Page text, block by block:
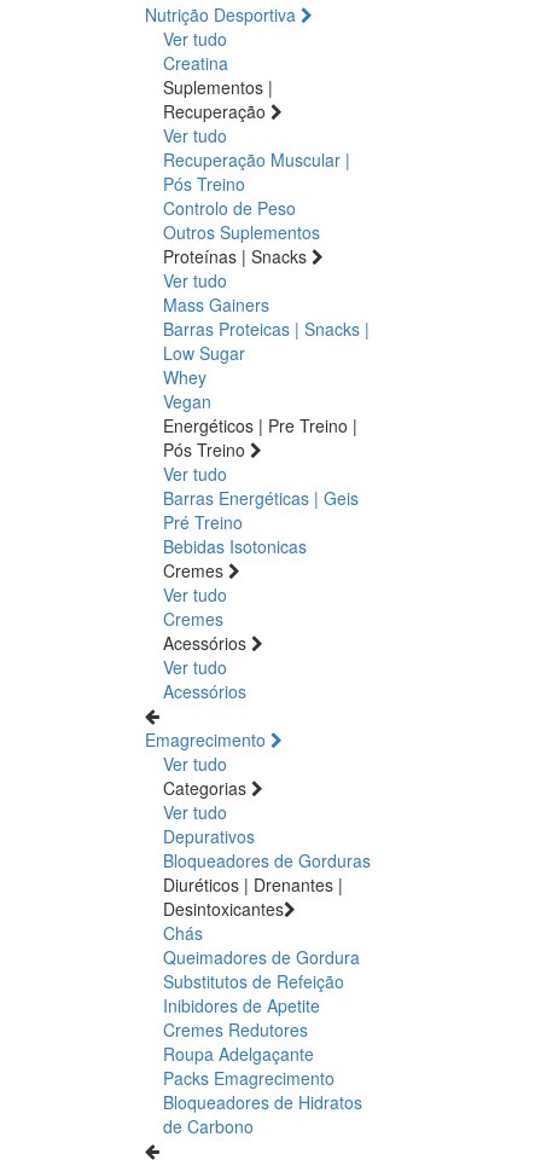
Nutrição Desportiva
Ver tudo
Creatina
Suplementos |
Recuperação
Ver tudo
Recuperação Muscular |
Pós Treino
Controlo de Peso
Outros Suplementos
Proteínas | Snacks
Ver tudo
Mass Gainers
Barras Proteicas | Snacks |
Low Sugar
Whey
Vegan
Energéticos | Pre Treino |
Pós Treino
Ver tudo
Barras Energéticas | Geis
Pré Treino
Bebidas Isotonicas
Cremes
Ver tudo
Cremes
Acessórios
Ver tudo
Acessórios
Emagrecimento
Ver tudo
Categorias
Ver tudo
Depurativos
Bloqueadores de Gorduras
Diuréticos | Drenantes |
Desintoxicantes
Chás
Queimadores de Gordura
Substitutos de Refeição
Inibidores de Apetite
Cremes Redutores
Roupa Adelgaçante
Packs Emagrecimento
Bloqueadores de Hidratos
de Carbono